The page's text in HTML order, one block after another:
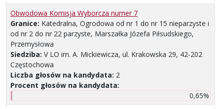
Obwodowa Komisja Wyborcza numer 7
Granice: Katedralna, Ogrodowa od nr 1 do nr 15 nieparzyste i
od nr 2 do nr 22 parzyste, Marszałka Józefa Piłsudskiego,
Przemysłowa
Siedziba: V LO im. A. Mickiewicza, ul. Krakowska 29, 42-202
Częstochowa
Liczba głosów na kandydata: 2
Procent głosów na kandydata:
0,65%